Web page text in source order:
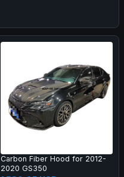
Carbon Fiber Hood for 2012-
2020 GS350